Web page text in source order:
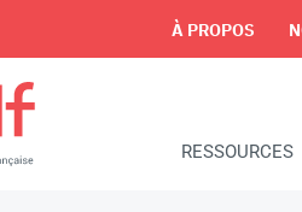
À PROPOS
RESSOURCES